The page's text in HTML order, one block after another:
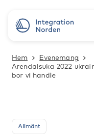
Hem
Evenemang
Arendalsuka 2022
bor vi handle
Allmänt